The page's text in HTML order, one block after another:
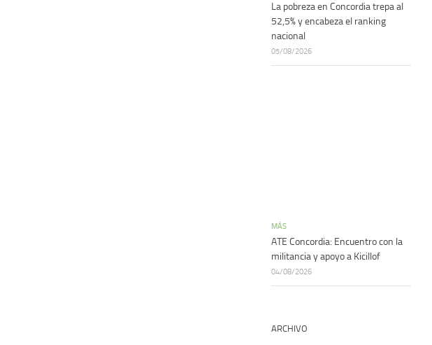
La pobreza en Concordia trepa al
52,5% y encabeza el ranking
nacional
05/08/2026
MÁS
ATE Concordia: Encuentro con la
militancia y apoyo a Kicillof
04/08/2026
ARCHIVO